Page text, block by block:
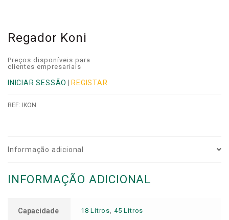
Regador Koni
Preços disponíveis para
clientes empresariais
INICIAR SESSÃO REGISTAR
REF: IKON
Informação adicional
INFORMAÇÃO ADICIONAL
Capacidade 18 Litros,45 Litros